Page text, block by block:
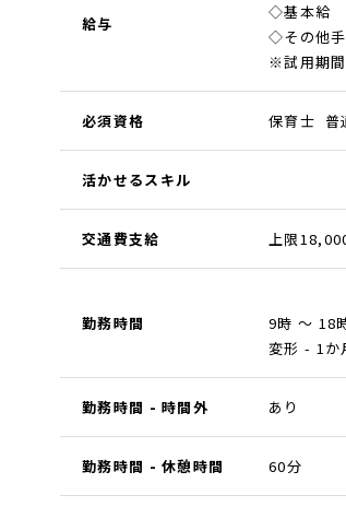
給与
◇基本給
◇その他
※試用期間
必須資格 保育士 普
活かせるスキル
交通費支給 上限
勤務時間
9時 ～ 18
変形 - 1か
勤務時間 - 時間外 あり
勤務時間 - 休憩時間 60分